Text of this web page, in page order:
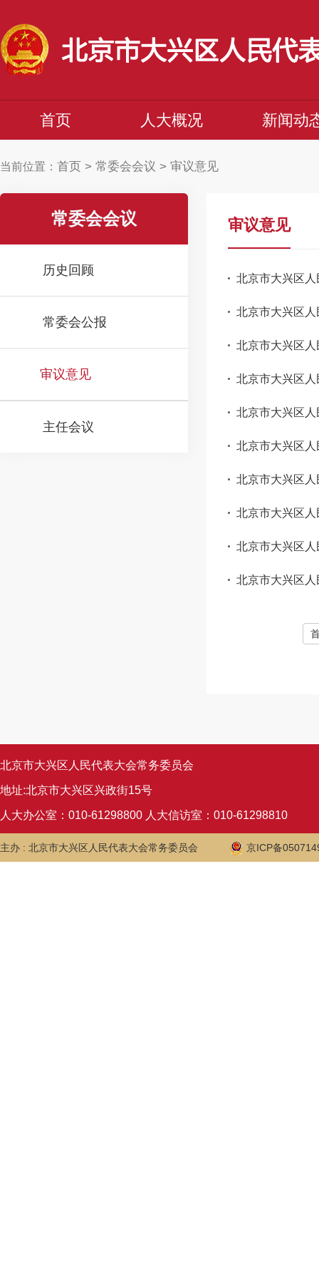
首页 人大概况 新闻动
当前位置： 首页 > 常委会会议 > 审议意见
常委会会议
历史回顾
常委会公报
审议意见
主任会议
审议意见
北京市大兴区
北京市大兴区
北京市大兴区
北京市大兴区
北京市大兴区
北京市大兴区
北京市大兴区
北京市大兴区
北京市大兴区
北京市大兴区
北京市大兴区人民代表大会常务委员会
地址:北京市大兴区兴政街15号
人大办公室：010-61298800 人大信访室：010-61298810
主办 : 北京市大兴区人民代表大会常务委员会 京ICP备